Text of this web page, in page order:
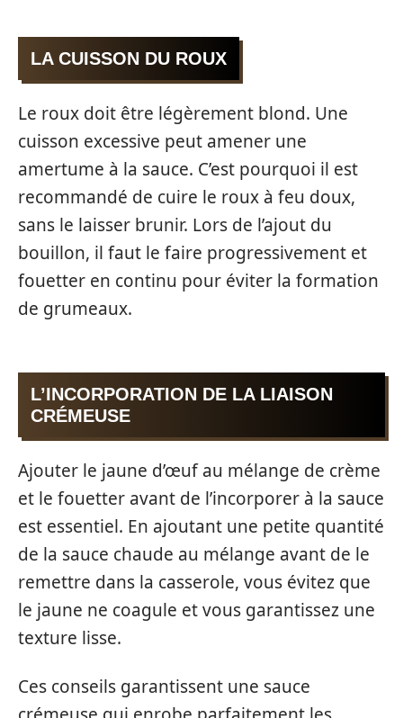
LA CUISSON DU ROUX
Le roux doit être légèrement blond. Une
cuisson excessive peut amener une
amertume à la sauce. C’est pourquoi il est
recommandé de cuire le roux à feu doux,
sans le laisser brunir. Lors de l’ajout du
bouillon, il faut le faire progressivement et
fouetter en continu pour éviter la formation
de grumeaux.
L’INCORPORATION DE LA LIAISON
CRÉMEUSE
Ajouter le jaune d’œuf au mélange de crème
et le fouetter avant de l’incorporer à la sauce
est essentiel. En ajoutant une petite quantité
de la sauce chaude au mélange avant de le
remettre dans la casserole, vous évitez que
le jaune ne coagule et vous garantissez une
texture lisse.
Ces conseils garantissent une sauce